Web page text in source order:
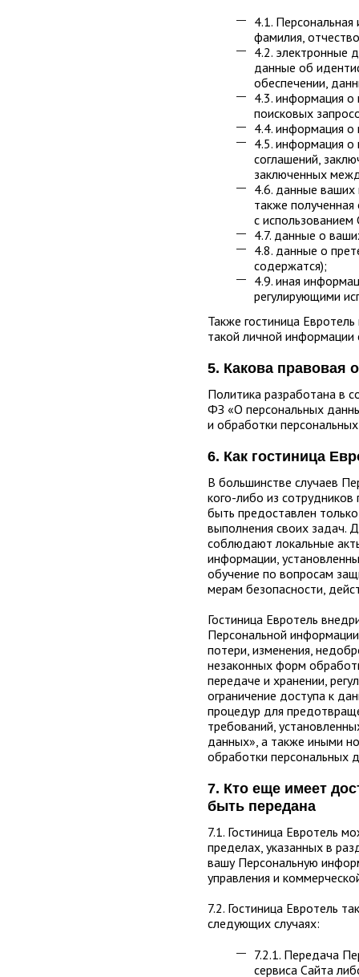
4.1.
фамилия,
4.2. электронные
данные об
обеспечении,
4.3. информация о
поисковых
4.4. информация о
4.5. информация о
соглашений,
заключенных
4.6. данные ваших
также
с использованием
4.7. данные о
4.8. данные о
содержатся);
4.9. иная
регулирующими
Также гостиница
такой личной
5. Какова правовая
Политика разработана в
ФЗ «О персональных
и обработки
6. Как гостиница
В большинстве случаев
кого-либо из
быть предоставлен
выполнения своих задач.
соблюдают локальные
информации,
обучение по вопросам
мерам безопасности,
Гостиница Евротель
Персональной
потери, изменения,
незаконных форм
передаче и хранении,
ограничение доступа к
процедур для
требований,
данных», а также иными
обработки персональных
7. Кто еще имеет
быть передана
7.1. Гостиница Евротель
пределах, указанных в
вашу Персональную
управления и
7.2. Гостиница Евротель
следующих случаях:
7.2.1. Передача
сервиса Сайта